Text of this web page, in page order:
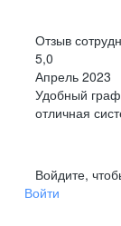
Отзыв
5,0
Апрель 2023
Удобный
отличная
Войдите,
Войти